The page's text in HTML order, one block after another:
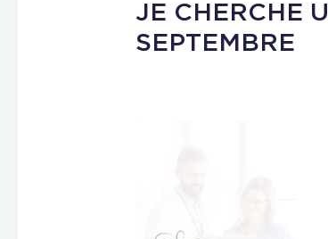
JE CHERCHE
SEPTEMBRE